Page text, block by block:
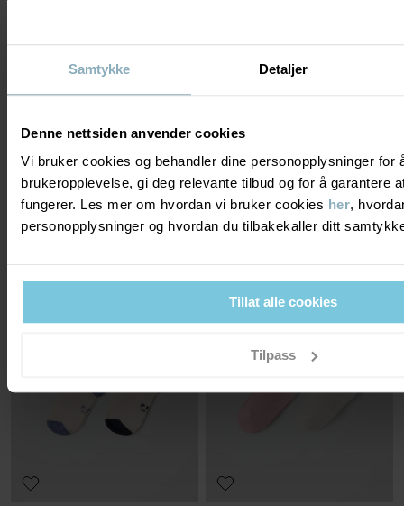
Samtykke Detaljer
Denne nettsiden anvender cookies
Vi bruker cookies og behandler dine personopplysninger for
brukeropplevelse, gi deg relevante tilbud og for å garantere
fungerer. Les mer om hvordan vi bruker cookies her,
personopplysninger og hvordan du tilbakekaller ditt
Tillat alle cookies
Tilpass
SWEATSHIRTSHORTS
Myk collegekvalitet med justerbar midje
Stl:
149 kr 249 kr
OUTLET
SYKKELSHORTS
Behagelige shorts til varme dager
86-140
149 kr
3 FOR 2